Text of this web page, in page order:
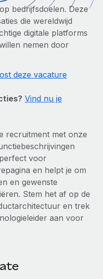
en beheren
uitbesteden
met onze MCP
zakelijke tools
solutions voor groeiende
op maat
je platform
zzp'ers
voor
bedrijfsdoelen. Deze
die wereldwijd
digitale platforms
nemen door
deze vacature
Vind nu je
recruitment met onze
voor
en helpt je om
en gewenste
Stem het af op de
en trek
aan voor